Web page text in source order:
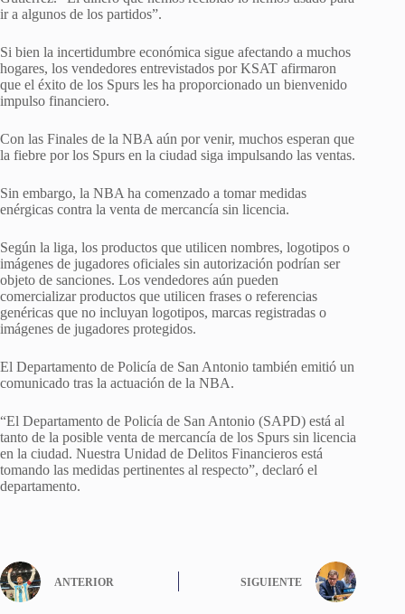
ir a algunos de los partidos”.
Si bien la incertidumbre económica sigue afectando a muchos
hogares, los vendedores entrevistados por KSAT afirmaron
que el éxito de los Spurs les ha proporcionado un bienvenido
impulso financiero.
Con las Finales de la NBA aún por venir, muchos esperan que
la fiebre por los Spurs en la ciudad siga impulsando las ventas.
Sin embargo, la NBA ha comenzado a tomar medidas
enérgicas contra la venta de mercancía sin licencia.
Según la liga, los productos que utilicen nombres, logotipos o
imágenes de jugadores oficiales sin autorización podrían ser
objeto de sanciones. Los vendedores aún pueden
comercializar productos que utilicen frases o referencias
genéricas que no incluyan logotipos, marcas registradas o
imágenes de jugadores protegidos.
El Departamento de Policía de San Antonio también emitió un
comunicado tras la actuación de la NBA.
“El Departamento de Policía de San Antonio (SAPD) está al
tanto de la posible venta de mercancía de los Spurs sin licencia
en la ciudad. Nuestra Unidad de Delitos Financieros está
tomando las medidas pertinentes al respecto”, declaró el
departamento.
ANTERIOR SIGUIENTE